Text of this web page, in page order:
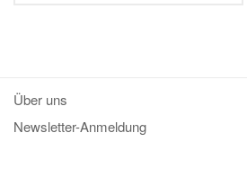
Über uns
Newsletter-Anmeldung